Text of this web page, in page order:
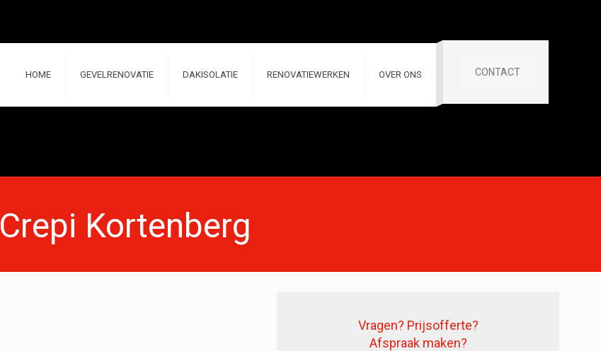
HOME GEVELRENOVATIE DAKISOLATIE RENOVATIEWERKEN OVER ONS CONTACT
Crepi Kortenberg
Vragen? Prijsofferte?
Afspraak maken?